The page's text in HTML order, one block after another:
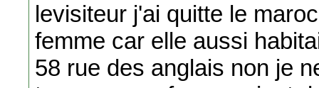
levisiteur j'ai quitte le
femme car elle aussi
58 rue des anglais non je